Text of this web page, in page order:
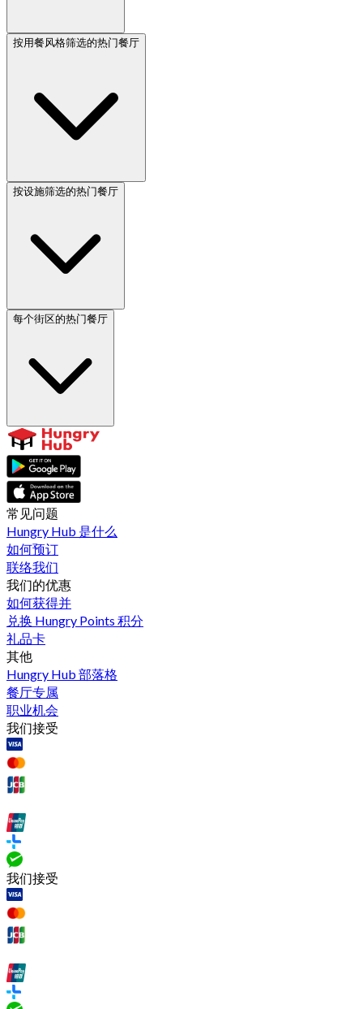
按用餐风格筛选的热门餐厅
按设施筛选的热门餐厅
每个街区的热门餐厅
常见问题
Hungry Hub 是什么
如何预订
联络我们
我们的优惠
如何获得并
兑换 Hungry Points 积分
礼品卡
其他
Hungry Hub 部落格
餐厅专属
职业机会
我们接受
我们接受